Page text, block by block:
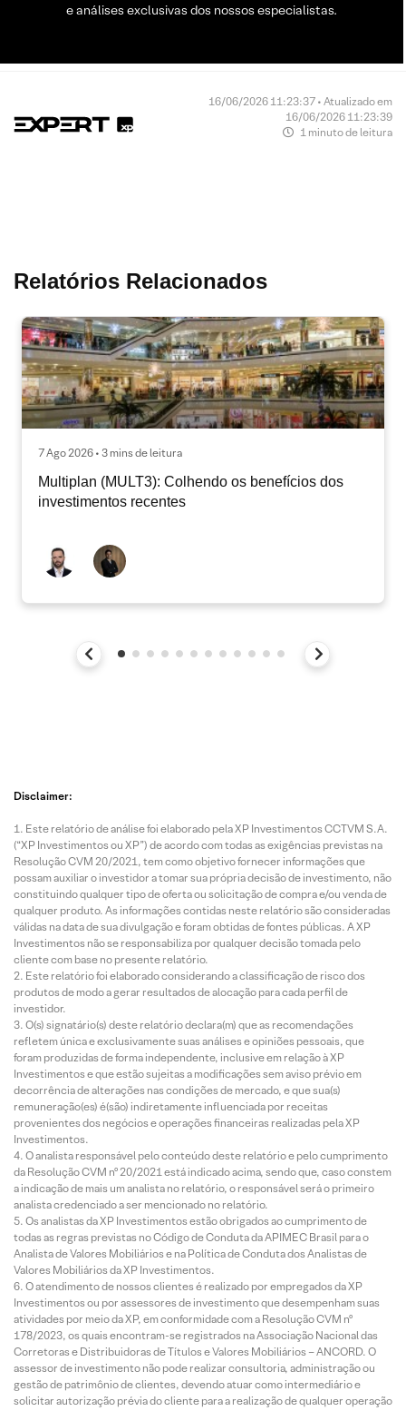
e análises exclusivas dos nossos especialistas.
16/06/2026 11:23:37 • Atualizado em
16/06/2026 11:23:39
1 minuto de leitura
Relatórios Relacionados
7 Ago 2026 • 3 mins de leitura
Multiplan (MULT3): Colhendo os benefícios dos
investimentos recentes
Disclaimer:
Este relatório de análise foi elaborado pela XP Investimentos CCTVM S.A.
(“XP Investimentos ou XP”) de acordo com todas as exigências previstas na
Resolução CVM 20/2021, tem como objetivo fornecer informações que
possam auxiliar o investidor a tomar sua própria decisão de investimento, não
constituindo qualquer tipo de oferta ou solicitação de compra e/ou venda de
qualquer produto. As informações contidas neste relatório são consideradas
válidas na data de sua divulgação e foram obtidas de fontes públicas. A XP
Investimentos não se responsabiliza por qualquer decisão tomada pelo
cliente com base no presente relatório.
Este relatório foi elaborado considerando a classificação de risco dos
produtos de modo a gerar resultados de alocação para cada perfil de
investidor.
O(s) signatário(s) deste relatório declara(m) que as recomendações
refletem única e exclusivamente suas análises e opiniões pessoais, que
foram produzidas de forma independente, inclusive em relação à XP
Investimentos e que estão sujeitas a modificações sem aviso prévio em
decorrência de alterações nas condições de mercado, e que sua(s)
remuneração(es) é(são) indiretamente influenciada por receitas
provenientes dos negócios e operações financeiras realizadas pela XP
Investimentos.
O analista responsável pelo conteúdo deste relatório e pelo cumprimento
da Resolução CVM nº 20/2021 está indicado acima, sendo que, caso constem
a indicação de mais um analista no relatório, o responsável será o primeiro
analista credenciado a ser mencionado no relatório.
Os analistas da XP Investimentos estão obrigados ao cumprimento de
todas as regras previstas no Código de Conduta da APIMEC Brasil para o
Analista de Valores Mobiliários e na Política de Conduta dos Analistas de
Valores Mobiliários da XP Investimentos.
O atendimento de nossos clientes é realizado por empregados da XP
Investimentos ou por assessores de investimento que desempenham suas
atividades por meio da XP, em conformidade com a Resolução CVM nº
178/2023, os quais encontram-se registrados na Associação Nacional das
Corretoras e Distribuidoras de Títulos e Valores Mobiliários – ANCORD. O
assessor de investimento não pode realizar consultoria, administração ou
gestão de patrimônio de clientes, devendo atuar como intermediário e
solicitar autorização prévia do cliente para a realização de qualquer operação